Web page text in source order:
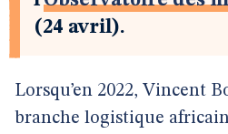
(24 avril).
Lorsqu’en 2022, Vincent
branche logistique